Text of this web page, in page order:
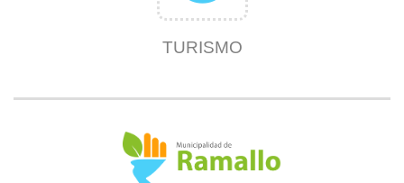
TURISMO